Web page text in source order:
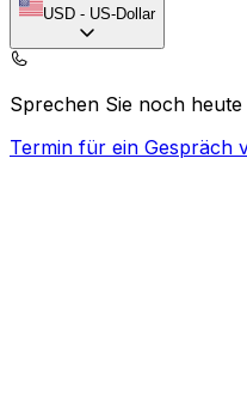
USD - US-Dollar
Sprechen Sie noch
Termin für ein Gespräch